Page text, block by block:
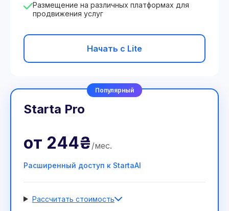
Размещение на различных платформах для
продвижения услуг
Начать с Lite
Популярный
Starta Pro
от 244₴ /мес.
Расширенный доступ к StartaAI
Рассчитать стоимость